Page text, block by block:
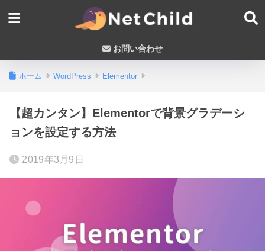
お問い合わせ
ホーム WordPress Elementor
【超カンタン】Elementorで背景グラデーシ
ョンを設定する方法
2019年3月9日